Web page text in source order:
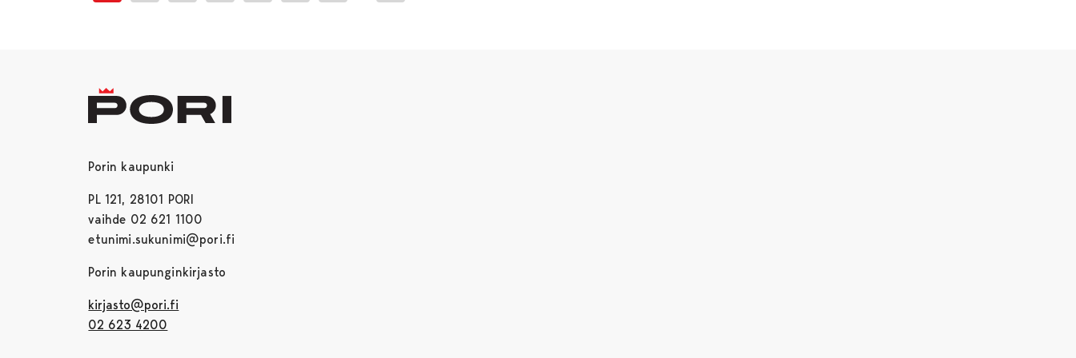
Porin kaupunki
PL 121, 28101 PORI
vaihde 02 621 1100
etunimi.sukunimi@pori.fi
Porin kaupunginkirjasto
kirjasto@pori.fi
02 623 4200